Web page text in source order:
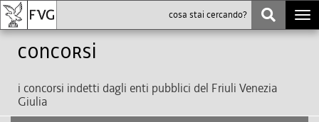
Concorsi
i concorsi indetti dagli enti pubblici del Friuli Venezia
Giulia